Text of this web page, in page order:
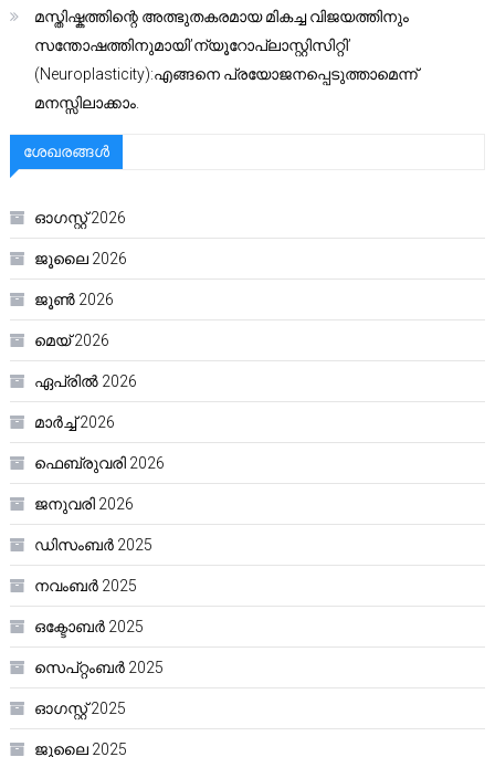
മസ്തിഷ്കത്തിന്റെ അത്ഭുതകരമായ മികച്ച വിജയത്തിനും
സന്തോഷത്തിനുമായി’ന്യൂറോപ്ലാസ്റ്റിസിറ്റി’
(Neuroplasticity):എങ്ങനെ പ്രയോജനപ്പെടുത്താമെന്ന്
മനസ്സിലാക്കാം.
ശേഖരങ്ങൾ
ഓഗസ്റ്റ്‌ 2026
ജൂലൈ 2026
ജൂൺ 2026
മെയ്‌ 2026
ഏപ്രിൽ 2026
മാർച്ച്‌ 2026
ഫെബ്രുവരി 2026
ജനുവരി 2026
ഡിസംബർ 2025
നവംബർ 2025
ഒക്ടോബർ 2025
സെപ്റ്റംബർ 2025
ഓഗസ്റ്റ്‌ 2025
ജൂലൈ 2025